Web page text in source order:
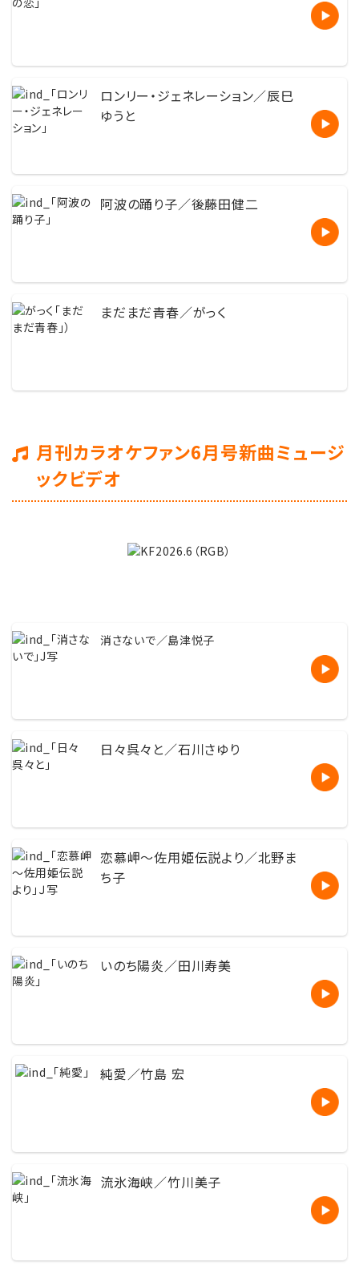
ロンリー・ジェネレーション／辰巳
ゆうと
阿波の踊り子／後藤田健二
まだまだ青春／がっく
月刊カラオケファン6月号新曲ミュージ
ックビデオ
消さないで／島津悦子
日々呉々と／石川さゆり
恋慕岬〜佐用姫伝説より／北野ま
ち子
いのち陽炎／田川寿美
純愛／竹島 宏
流氷海峡／竹川美子